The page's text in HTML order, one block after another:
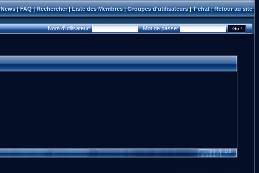
News|FAQ|Rechercher|Liste des Membres|Groupes d'utilisateurs|T'chat|Retour au site
Nom d'utilisateur: Mot de passe: